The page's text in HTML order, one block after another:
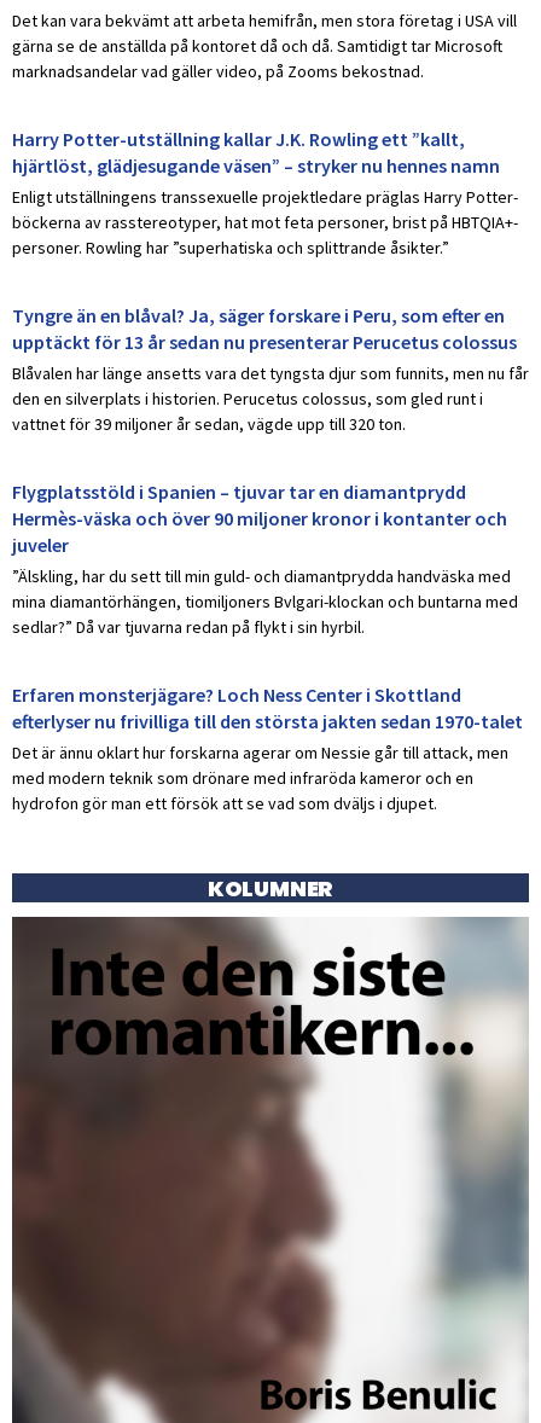
Det kan vara bekvämt att arbeta hemifrån, men stora företag i USA vill
gärna se de anställda på kontoret då och då. Samtidigt tar Microsoft
marknadsandelar vad gäller video, på Zooms bekostnad.
Harry Potter-utställning kallar J.K. Rowling ett ”kallt,
hjärtlöst, glädjesugande väsen” – stryker nu hennes namn
Enligt utställningens transsexuelle projektledare präglas Harry Potter-
böckerna av rasstereotyper, hat mot feta personer, brist på HBTQIA+-
personer. Rowling har ”superhatiska och splittrande åsikter.”
Tyngre än en blåval? Ja, säger forskare i Peru, som efter en
upptäckt för 13 år sedan nu presenterar Perucetus colossus
Blåvalen har länge ansetts vara det tyngsta djur som funnits, men nu får
den en silverplats i historien. Perucetus colossus, som gled runt i
vattnet för 39 miljoner år sedan, vägde upp till 320 ton.
Flygplatsstöld i Spanien – tjuvar tar en diamantprydd
Hermès-väska och över 90 miljoner kronor i kontanter och
juveler
”Älskling, har du sett till min guld- och diamantprydda handväska med
mina diamantörhängen, tiomiljoners Bvlgari-klockan och buntarna med
sedlar?” Då var tjuvarna redan på flykt i sin hyrbil.
Erfaren monsterjägare? Loch Ness Center i Skottland
efterlyser nu frivilliga till den största jakten sedan 1970-talet
Det är ännu oklart hur forskarna agerar om Nessie går till attack, men
med modern teknik som drönare med infraröda kameror och en
hydrofon gör man ett försök att se vad som dväljs i djupet.
KOLUMNER